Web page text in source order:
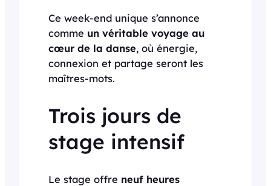
Ce week-end unique s’annonce
comme un véritable voyage au
cœur de la danse, où énergie,
connexion et partage seront les
maîtres-mots.
Trois jours de
stage intensif
Le stage offre neuf heures